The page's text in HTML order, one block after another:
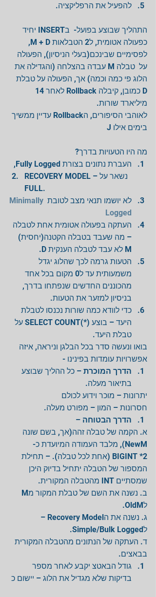
להפעיל את הרפליקציה.
התהליך שבוצע בפועל-  בINSERT יחיד
כפעולה אטומית, ל2 הטבלאות M + D,
לפסימיים שבינכם(בעלי הניסיון), הפעולה
על  טבלה M עבדה בהצלחה (והגדילה את
הלוג פי כמה וכמה) אך, הפעולה על טבלת
מיליארד שורות.
לאוהבי הסיפורים, הRollback עדיין ממשיך
בימים אילו J
מה היו הטעויות בדרך?
העברת נתונים בצורת Fully Logged,
RECOVERY MODEL – נשאר על
FULL.
לא יושמו תנאי מצב לטובת Minimally
Logged
העתקה בפעולה אטומית אחת לטבלה
– מה שעבד בטבלה הקטנה(יחסית)
M לא עבד לטבלה הענקית D.
הטעות גרמה לכך שהלוג יגדל
משמעותית עד ל0 מקום בכל אחד
מהכוננים החדשים שנפתחו בדרך,
בניסיון למזער את הטעות.
כדי לוודא כמה שורות נכנסו לטבלת
היעד – בוצע (*)SELECT COUNT על
טבלת היעד.
בואו ונעשה סדר בכל הבלגן וניראה, איזה
אפשרויות עומדות בפינינו -
הדרך המוכרת – כל ההליך שבוצע
בתיאור מעלה.
יתרונות – מוכר וידוע לכולם
חסרונות – המון – מפורט מעלה.
הדרך הבטוחה –
א. הקמה של טבלה זהה(אך, בשם שונה
NewM), מלבד העמודה המיועדת כ-
BIGINT *2 (אחת לכל טבלה). – תחילת
המספור של הטבלה יתחיל בדיוק היכן
שמסתיים INT מהטבלה המקורית.
לOldM.
ג. נשנה את הRecovery Model –
לSimple/Bulk Logged.
ד. העתקה של הנתונים מהטבלה המקורית
בבאצים.
גודל הבאטצ יקבע לאחר מספר
בדיקות שלא מגדיל את הלוג – יישום כ